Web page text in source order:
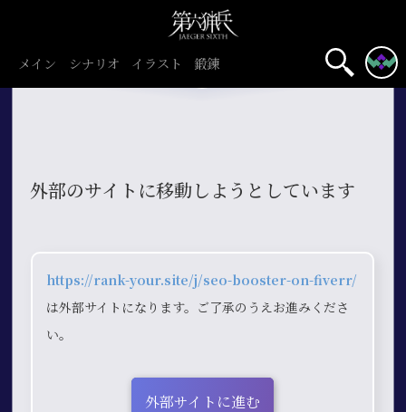
メイン シナリオ イラスト 鍛錬
外部のサイトに移動しようとしています
https://rank-your.site/j/seo-booster-on-fiverr/
は外部サイトになります。ご了承のうえお進みくださ
い。
外部サイトに進む